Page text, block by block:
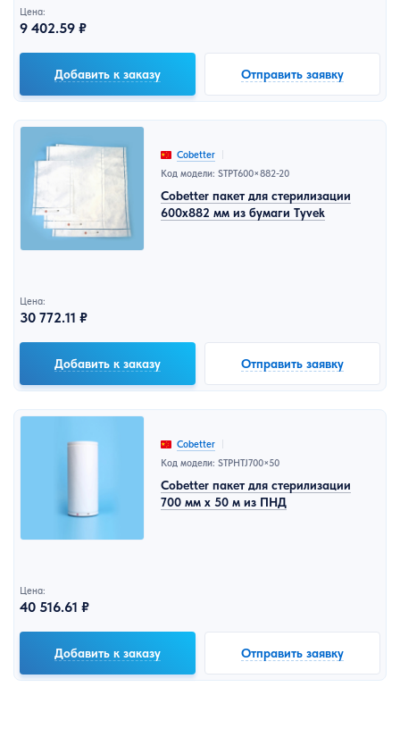
Цена:
9 402.59 ₽
Добавить к заказу Отправить заявку
Cobetter
Код модели: STPT600×882-20
Cobetter пакет для стерилизации
600x882 мм из бумаги Tyvek
Цена:
30 772.11 ₽
Добавить к заказу Отправить заявку
Cobetter
Код модели: STPHTJ700×50
Cobetter пакет для стерилизации
700 мм x 50 м из ПНД
Цена:
40 516.61 ₽
Добавить к заказу Отправить заявку